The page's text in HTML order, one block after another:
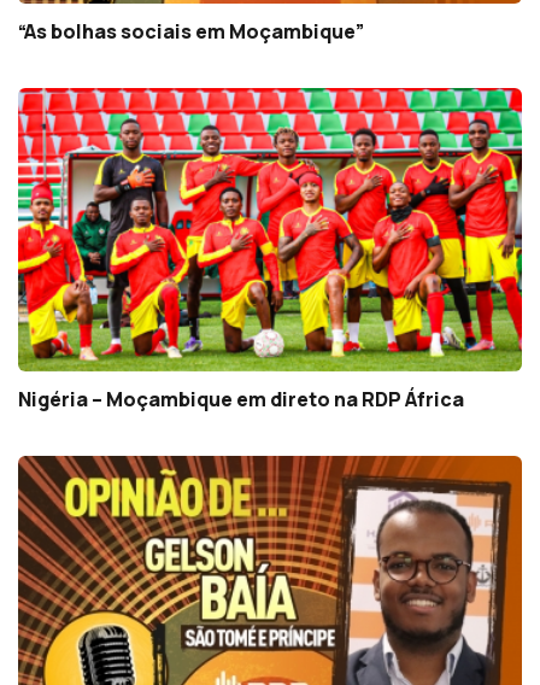
“As bolhas sociais em Moçambique”
Nigéria – Moçambique em direto na RDP África